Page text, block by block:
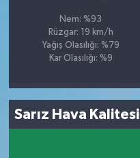
Nem: %93
Rüzgar: 19 km/h
Yağış Olasılığı: %79
Kar Olasılığı: %9
Sarız Hava Kalitesi